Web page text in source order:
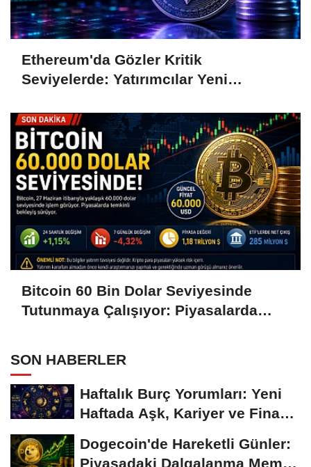
Ethereum'da Gözler Kritik
Seviyelerde: Yatırımcılar Yeni
Bitcoin 60 Bin Dolar Seviyesinde
Tutunmaya Çalışıyor: Piyasalarda
SON HABERLER
Haftalık Burç Yorumları: Yeni
Haftada Aşk, Kariyer ve Finans
Dogecoin'de Hareketli Günler:
Piyasadaki Dalgalanma Meme